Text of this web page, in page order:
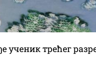
трећег